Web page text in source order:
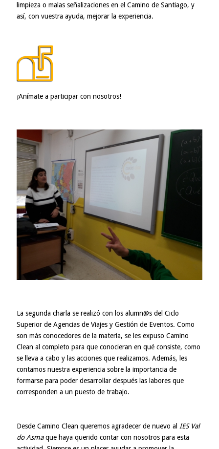
limpieza o malas señalizaciones en el Camino de Santiago, y
así, con vuestra ayuda, mejorar la experiencia.
¡Anímate a participar con nosotros!
La segunda charla se realizó con los alumn@s del Ciclo
Superior de Agencias de Viajes y Gestión de Eventos. Como
son más conocedores de la materia, se les expuso Camino
Clean al completo para que conocieran en qué consiste, como
se lleva a cabo y las acciones que realizamos. Además, les
contamos nuestra experiencia sobre la importancia de
formarse para poder desarrollar después las labores que
corresponden a un puesto de trabajo.
Desde Camino Clean queremos agradecer de nuevo al IES Val
do Asmaque haya querido contar con nosotros para esta